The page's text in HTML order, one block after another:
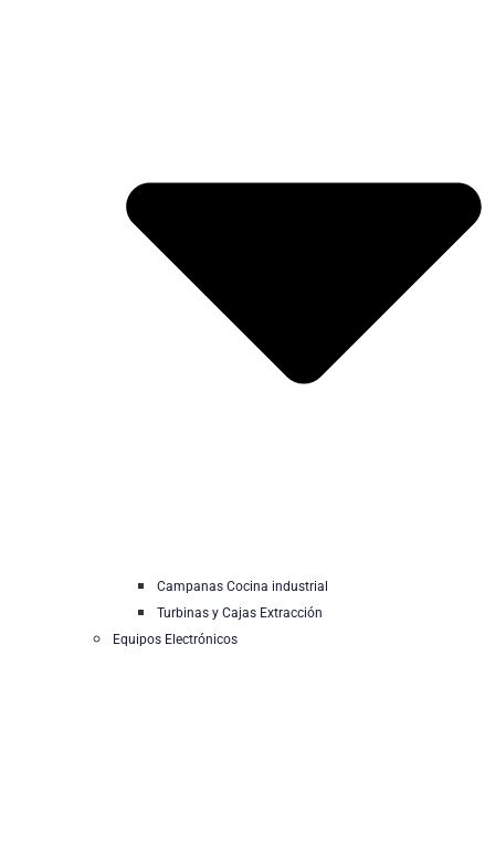
Campanas Cocina industrial
Turbinas y Cajas Extracción
Equipos Electrónicos